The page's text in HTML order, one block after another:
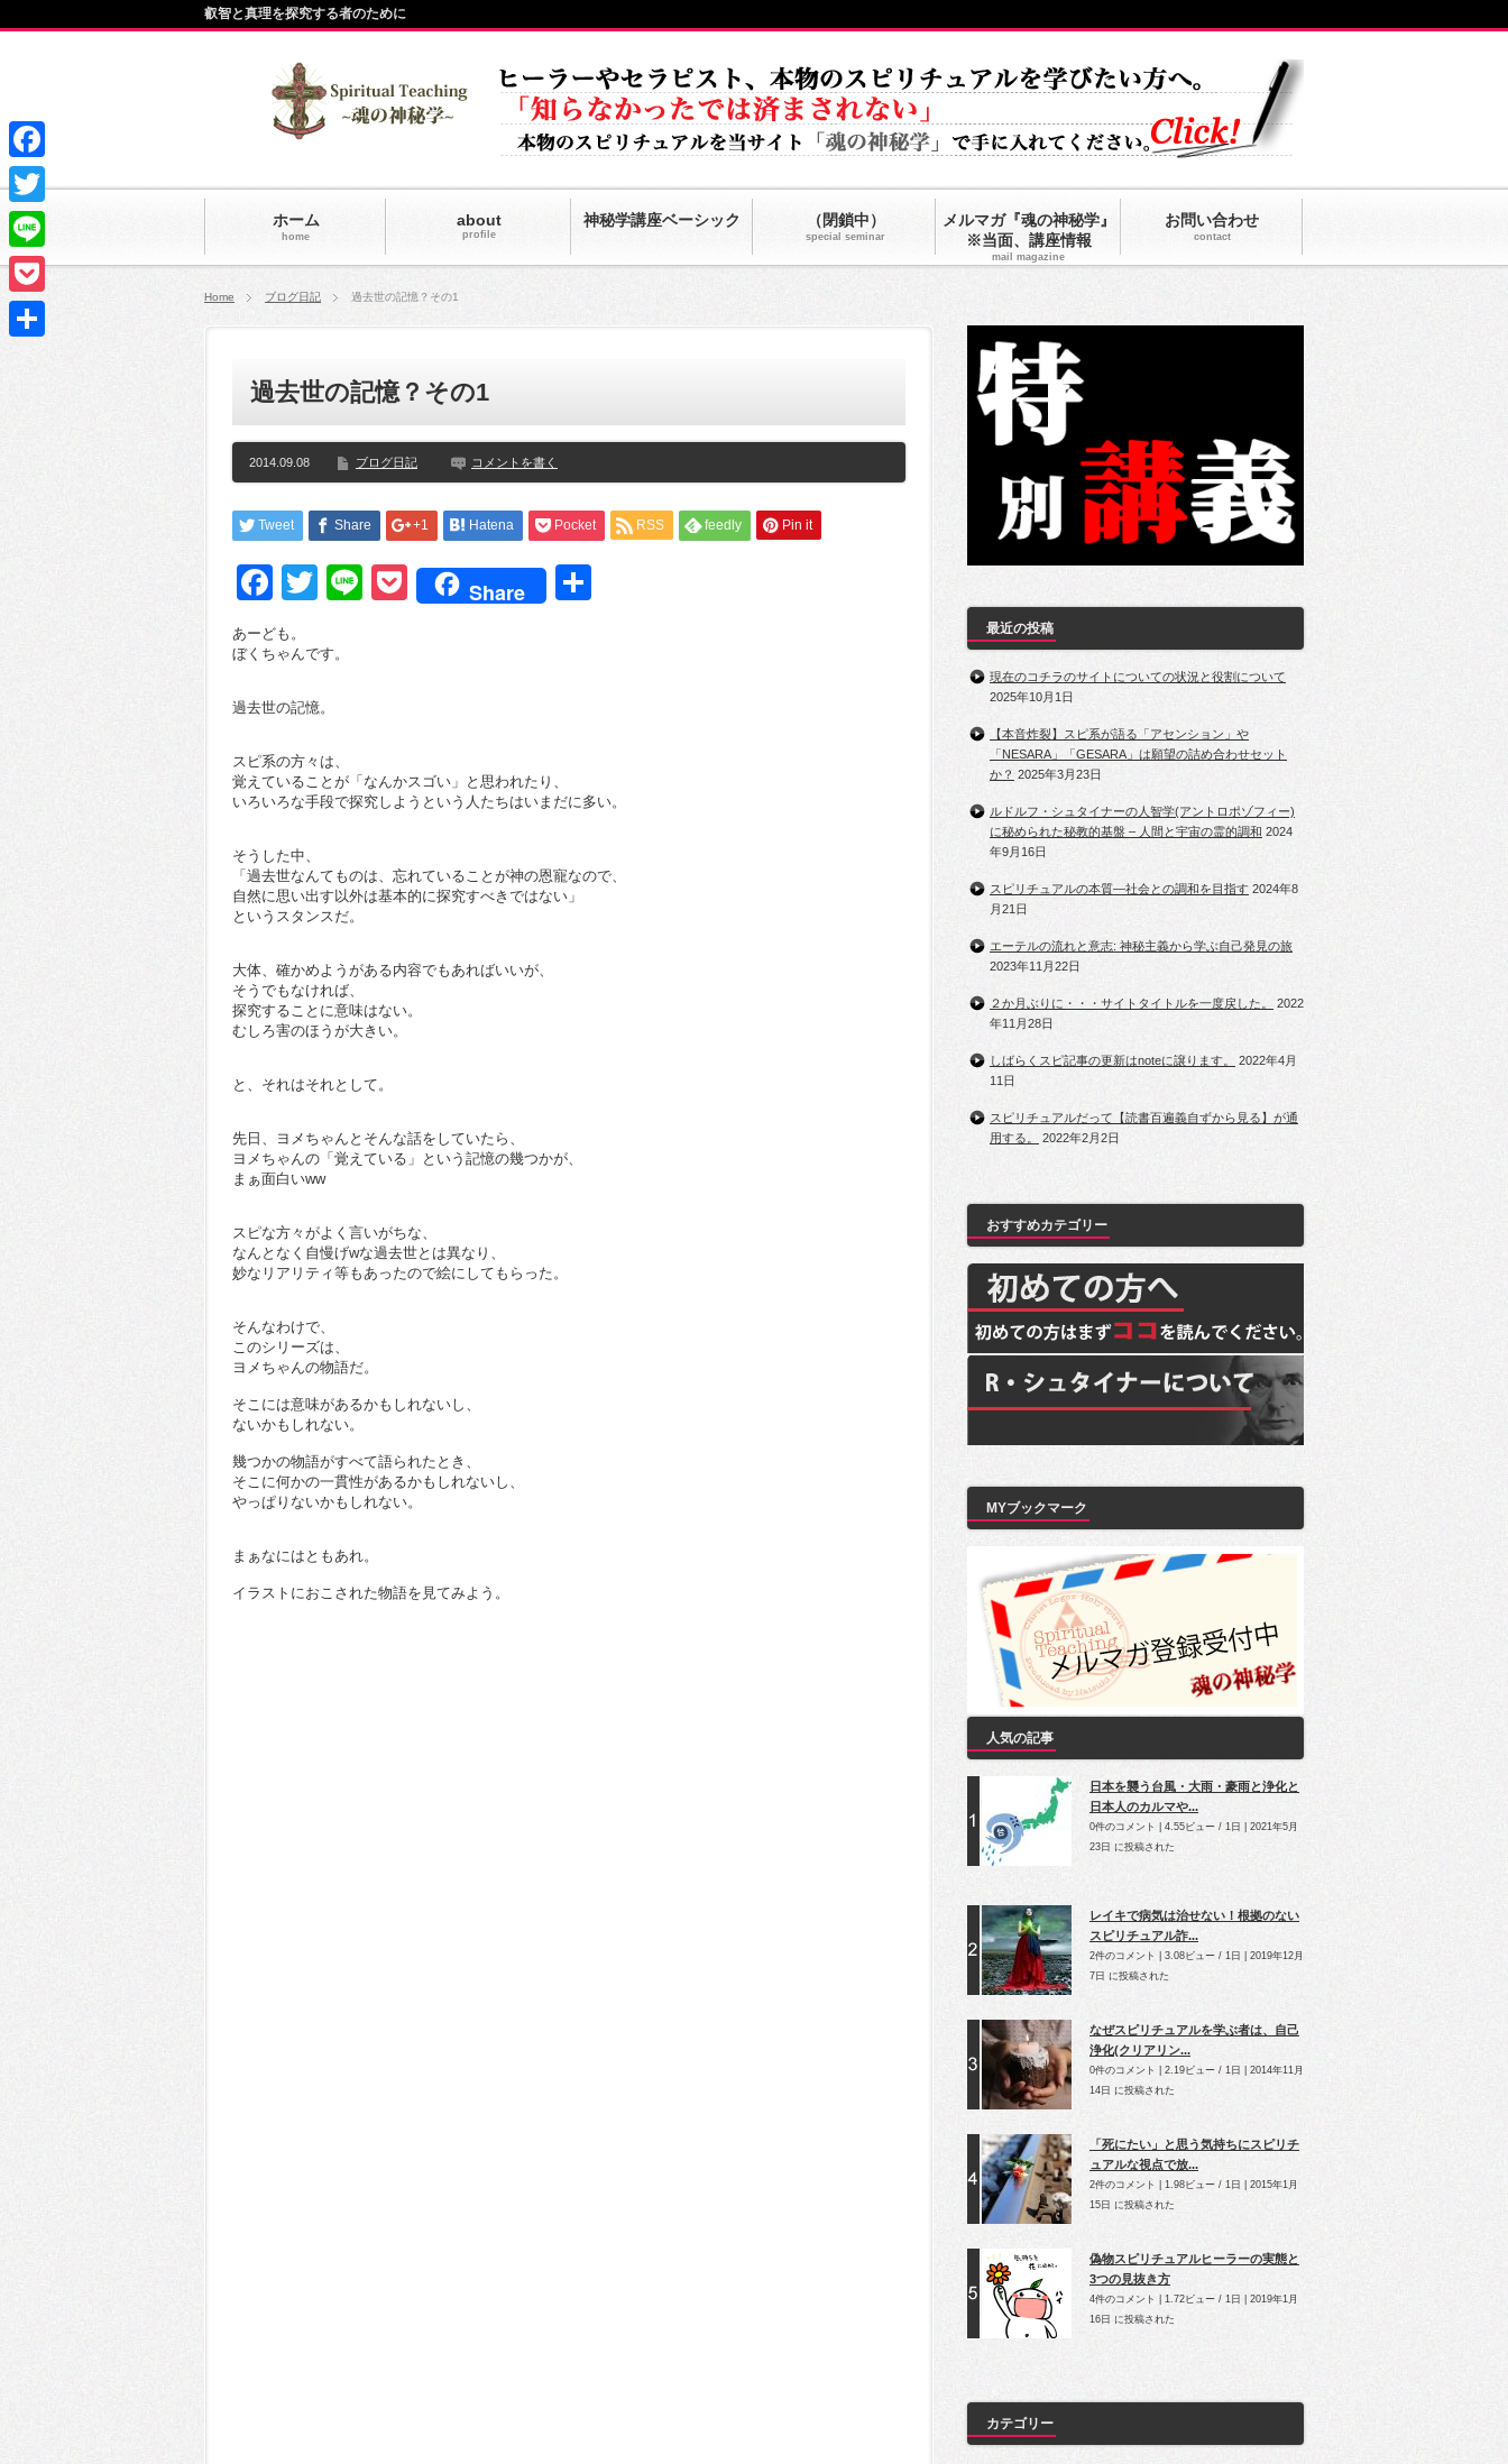
ホーム
home
about
profile
神秘学講座ベーシック （閉鎖中）
special seminar
メルマガ『魂の神秘学』
※当面、講座情報
mail magazine
お問い合わせ
contact
叡智と真理を探究する者のために
Home ブログ日記 過去世の記憶？その1
過去世の記憶？その1
2014.09.08 ブログ日記 コメントを書く
Tweet Share +1 Hatena Pocket RSS feedly Pin it
Facebook
Twitter
LinePocket
Share
あーども。
ぼくちゃんです。
過去世の記憶。
スピ系の方々は、
覚えていることが「なんかスゴい」と思われたり、
いろいろな手段で探究しようという人たちはいまだに多い。
そうした中、
「過去世なんてものは、忘れていることが神の恩寵なので、
自然に思い出す以外は基本的に探究すべきではない」
というスタンスだ。
大体、確かめようがある内容でもあればいいが、
そうでもなければ、
探究することに意味はない。
むしろ害のほうが大きい。
と、それはそれとして。
先日、ヨメちゃんとそんな話をしていたら、
ヨメちゃんの「覚えている」という記憶の幾つかが、
まぁ面白いww
スピな方々がよく言いがちな、
なんとなく自慢げwな過去世とは異なり、
妙なリアリティ等もあったので絵にしてもらった。
そんなわけで、
このシリーズは、
ヨメちゃんの物語だ。
そこには意味があるかもしれないし、
ないかもしれない。
幾つかの物語がすべて語られたとき、
そこに何かの一貫性があるかもしれないし、
やっぱりないかもしれない。
まぁなにはともあれ。
イラストにおこされた物語を見てみよう。
最近の投稿
現在のコチラのサイトについての状況と役割について
2025年10月1日
【本音炸裂】スピ系が語る「アセンション」や
「NESARA」「GESARA」は願望の詰め合わせセット
か？ 2025年3月23日
ルドルフ・シュタイナーの人智学(アントロポゾフィー)
に秘められた秘教的基盤 – 人間と宇宙の霊的調和 2024
年9月16日
スピリチュアルの本質―社会との調和を目指す 2024年8
月21日
エーテルの流れと意志: 神秘主義から学ぶ自己発見の旅
2023年11月22日
２か月ぶりに・・・サイトタイトルを一度戻した。
2022
年11月28日
しばらくスピ記事の更新はnoteに譲ります。
2022年4月
11日
スピリチュアルだって【読書百遍義自ずから見る】が通
用する。
2022年2月2日
おすすめカテゴリー
MYブックマーク
人気の記事
日本を襲う台風・大雨・豪雨と浄化と
日本人のカルマや...
0件のコメント 4.55ビュー / 1日
2021年5月
23日 に投稿された
レイキで病気は治せない！根拠のない
スピリチュアル詐...
2件のコメント 3.08ビュー / 1日
2019年12月
7日 に投稿された
なぜスピリチュアルを学ぶ者は、自己
浄化(クリアリン...
0件のコメント 2.19ビュー / 1日
2014年11月
14日 に投稿された
「死にたい」と思う気持ちにスピリチ
ュアルな視点で放...
2件のコメント 1.98ビュー / 1日
2015年1月
15日 に投稿された
偽物スピリチュアルヒーラーの実態と
3つの見抜き方
4件のコメント 1.72ビュー / 1日
2019年1月
16日 に投稿された
カテゴリー
Facebook
Twitter
Line
Pocket